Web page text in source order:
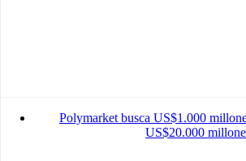
Polymarket busca US$1.000
US$20.000